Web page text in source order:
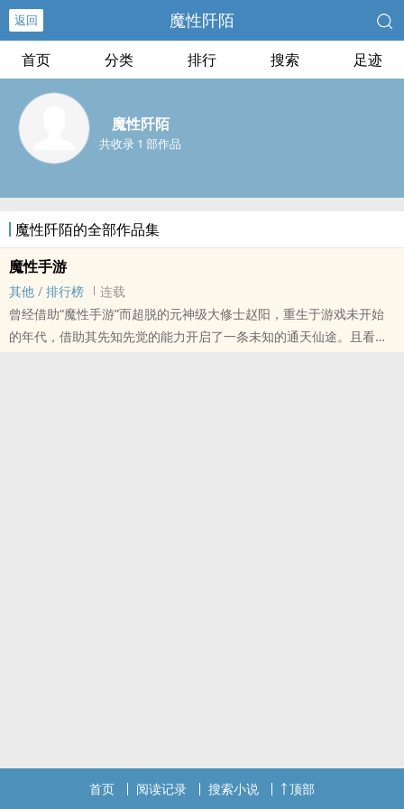
返回 魔性阡陌
首页 分类 排行 搜索 足迹
魔性阡陌
共收录 1 部作品
魔性阡陌的全部作品集
魔性手游
其他 / 排行榜
连载
曾经借助“魔性手游”而超脱的元神级大修士赵阳，重生于游戏未开始
的年代，借助其先知先觉的能力开启了一条未知的通天仙途。且看他
首页 阅读记录 搜索小说 顶部